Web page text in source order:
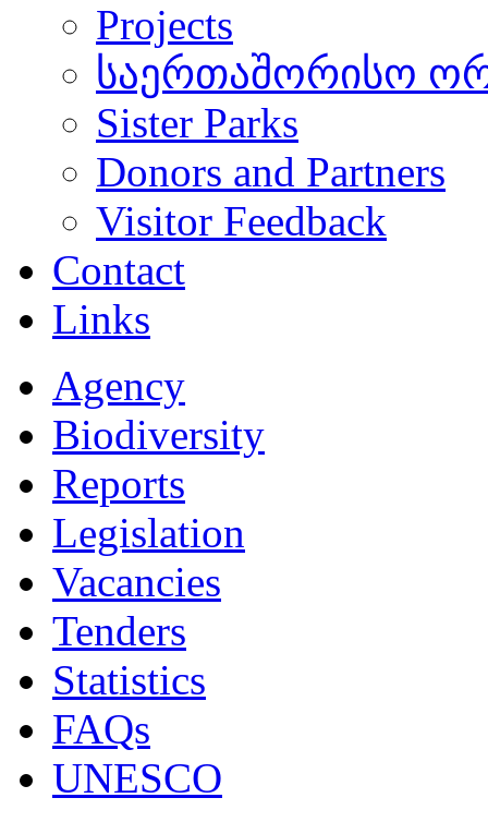
Projects
საერთაშორისო
Sister Parks
Donors and Partners
Visitor Feedback
Contact
Links
Agency
Biodiversity
Reports
Legislation
Vacancies
Tenders
Statistics
FAQs
UNESCO